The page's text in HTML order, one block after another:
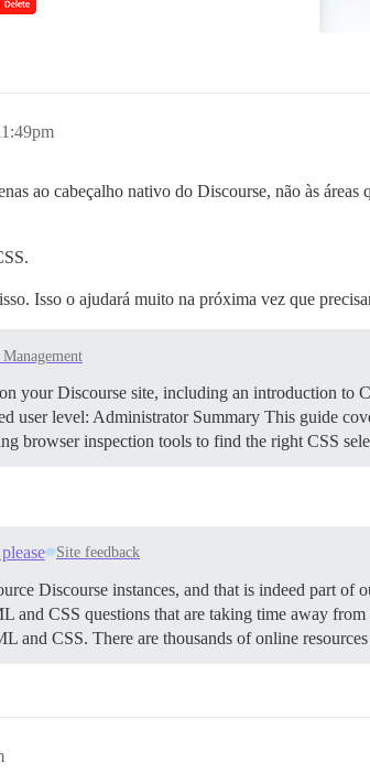
ao cabeçalho nativo do Discourse, não às áreas
Isso o ajudará muito na próxima vez que
Management
your Discourse site, including an introduction to
user level: Administrator Summary This guide
browser inspection tools to find the right CSS
Site feedback
Discourse instances, and that is indeed part of
and CSS questions that are taking time away
and CSS. There are thousands of online